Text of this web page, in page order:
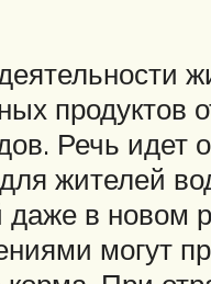
продуктов
Речь идет
жителей
даже в новом
могут